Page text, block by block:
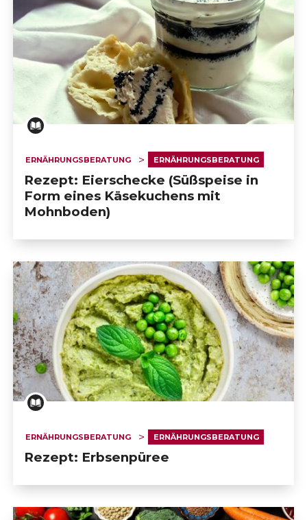
ERNÄHRUNGSBERATUNG ERNÄHRUNGSBERATUNG
Rezept: Eierschecke (Süßspeise in
Form eines Käsekuchens mit
Mohnboden)
ERNÄHRUNGSBERATUNG ERNÄHRUNGSBERATUNG
Rezept: Erbsenpüree